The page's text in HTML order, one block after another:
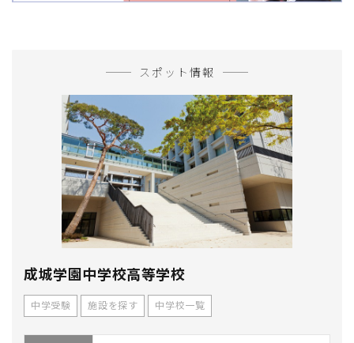
スポット情報
成城学園中学校高等学校
中学受験 施設を探す 中学校一覧